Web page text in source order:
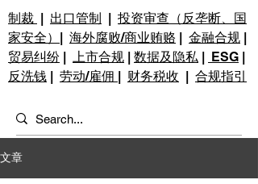
制裁 | 出口管制 | 投资审查（反垄断、国
家安全） | 海外腐败/商业贿赂 | 金融合规 |
贸易纠纷 | 上市合规 | 数据及隐私 | ESG |
反洗钱 | 劳动/雇佣 | 财务税收 | 合规指引
文章